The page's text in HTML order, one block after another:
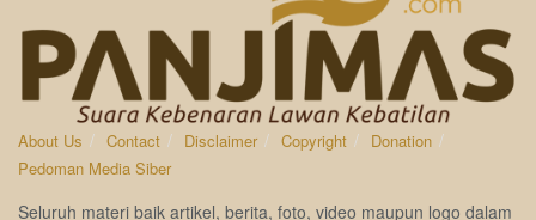
About Us Contact Disclaimer Copyright
Donation
Pedoman Media Siber
Seluruh materi baik artikel, berita, foto, video maupun logo dalam